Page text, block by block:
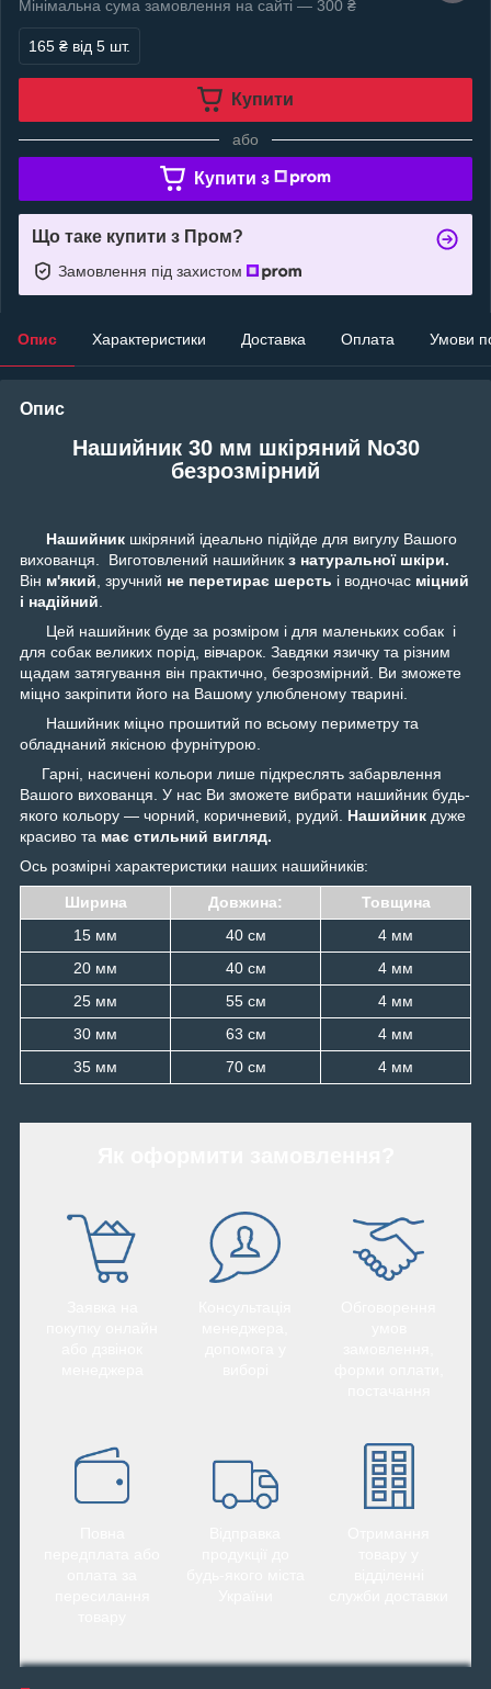
Мінімальна сума замовлення на сайті — 300 ₴
165 ₴ від 5 шт.
Купити
або
Купити з
Що таке купити з Пром?
Замовлення під захистом
Опис Характеристики Доставка Оплата Умови
Опис
Нашийник 30 мм шкіряний No30
безрозмірний
Нашийник шкіряний ідеально підійде для вигулу Вашого
вихованця. Виготовлений нашийник з натуральної шкіри.
Він м'який, зручний не перетирає шерсть і водночас міцний
і надійний.
Цей нашийник буде за розміром і для маленьких собак і
для собак великих порід, вівчарок. Завдяки язичку та різним
щадам затягування він практично, безрозмірний. Ви зможете
міцно закріпити його на Вашому улюбленому тварині.
Нашийник міцно прошитий по всьому периметру та
обладнаний якісною фурнітурою.
Гарні, насичені кольори лише підкреслять забарвлення
Вашого вихованця. У нас Ви зможете вибрати нашийник будь-
якого кольору — чорний, коричневий, рудий. Нашийник дуже
красиво та має стильний вигляд.
Ось розмірні характеристики наших нашийників:
Ширина Довжина:
Товщина
15 мм
40 см
4 мм
20 мм
40 см
4 мм
25 мм
55 см
4 мм
30 мм
63 см
4 мм
35 мм
70 см 4 мм